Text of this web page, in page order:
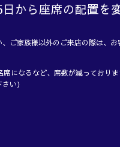
から座席の配置を
ご家族様以外のご来店の際は、
席になるなど、席数が減っており
い）